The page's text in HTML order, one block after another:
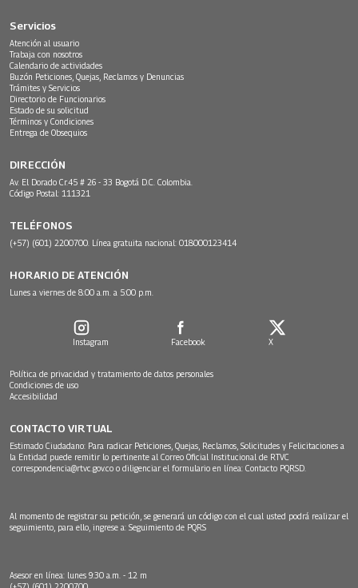
Servicios
Atención al usuario
Trabaja con nosotros
Calendario de actividades
Buzón Peticiones, Quejas, Reclamos y Denuncias
Trámites y Servicios
Directorio de Funcionarios
Estado de su solicitud
Términos y Condiciones
Entrega de Obsequios
DIRECCIÓN
Av. El Dorado Cr.45 # 26 - 33 Bogotá D.C. Colombia.
Código Postal: 111321
TELÉFONOS
(+57) (601) 2200700. Línea gratuita nacional: 018000123414
HORARIO DE ATENCIÓN
Lunes a viernes de 8:00 a.m. a 5:00 p.m.
Instagram Facebook X
Política de privacidad y tratamiento de datos personales
Condiciones de uso
Accesibilidad
CONTACTO VIRTUAL
Estimado Ciudadano: Para radicar Peticiones, Quejas, Reclamos, Solicitudes y Felicitaciones a
la Entidad puede remitir lo pertinente al Correo Oficial Institucional de RTVC
correspondencia@rtvc.gov.co o diligenciar el formulario en línea: Contacto PQRSD.
Al momento de registrar su petición, se generará un código con el cual usted podrá realizar el
seguimiento, para ello, ingrese a: Seguimiento de PQRS
Asesor en línea: lunes 9:30 a.m. - 12 m